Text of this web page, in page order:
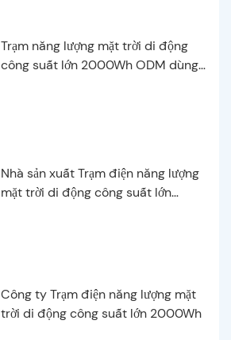
Trạm năng lượng mặt trời di động
công suất lớn 2000Wh ODM dùng
Nhà sản xuất Trạm điện năng lượng
mặt trời di động công suất lớn
Công ty Trạm điện năng lượng mặt
trời di động công suất lớn 2000Wh